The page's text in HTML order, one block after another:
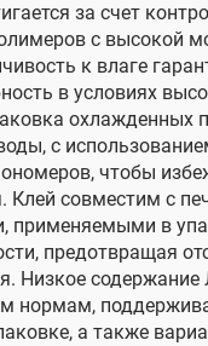
за счет
с высокой
к влаге
в условиях
охлажденных
с
чтобы
Клей совместим с
применяемыми в
предотвращая
Низкое содержание
нормам,
а также